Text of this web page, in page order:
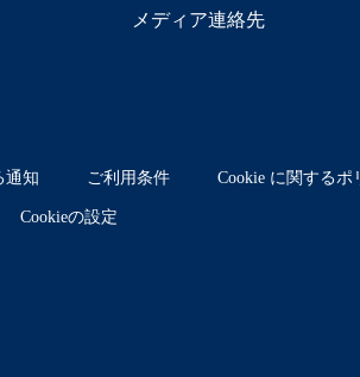
メディア連絡先
通知 ご利用条件 Cookie に関するポ
Cookieの設定